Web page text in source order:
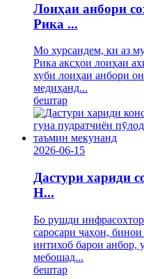
Лоиҳаи анбори
Рика ...
Мо хурсандем, ки аз
Рика аксҳои лоиҳаи
хуби лоиҳаи анбори
медиҳанд...
бештар
2026-06-15
Дастури хариди
H...
Бо рушди
саросари ҷаҳон,
интихоб барои анбор,
мебошад...
бештар